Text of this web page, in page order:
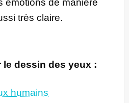
très claire.
dessin des yeux :
humains